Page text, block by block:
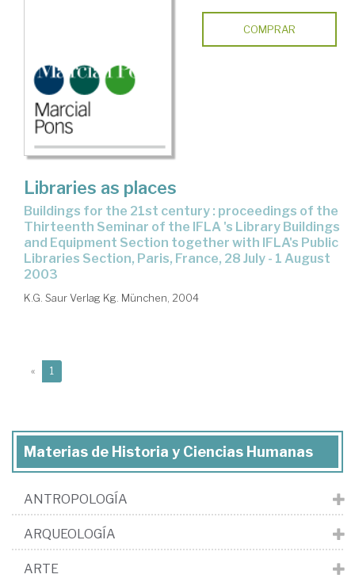
COMPRAR
Libraries as places
buildings for the 21st century : proceedings of the
Thirteenth Seminar of the IFLA 's Library Buildings
and Equipment Section together with IFLA's Public
Libraries Section, Paris, France, 28 July - 1 August
2003
K.G. Saur Verlag Kg. München, 2004
« 1
Materias de Historia y Ciencias Humanas
ANTROPOLOGÍA
ARQUEOLOGÍA
ARTE